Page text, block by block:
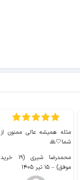
مثله همیشه عالی ممنون از
شما🤍🙏
محمدرضا شیری (۱۹ خرید
موفق) – ۱۵ تیر ۱۴۰۵